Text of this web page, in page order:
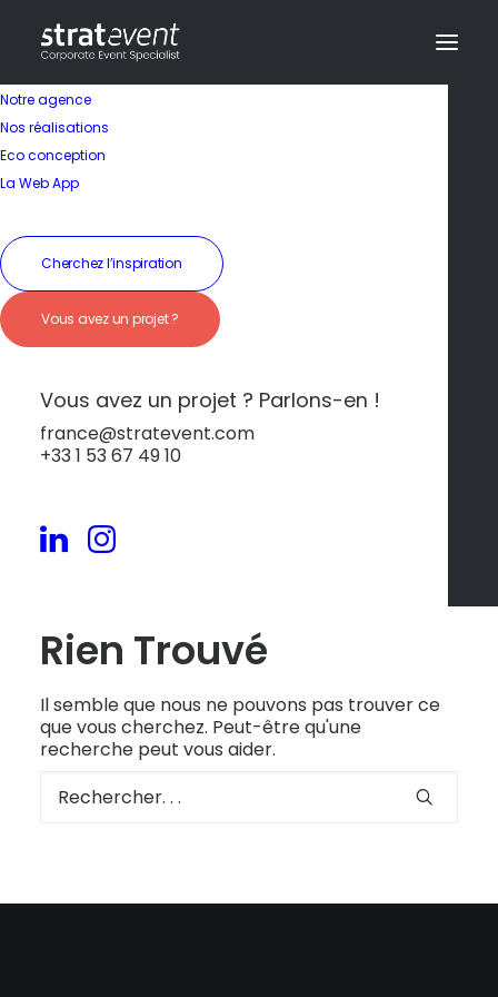
Notre agence
Nos réalisations
Eco conception
La Web App
Cherchez l’inspiration
Vous avez un projet ?
Vous avez un projet ? Parlons-en !
france@stratevent.com
+33 1 53 67 49 10
Presqu’île de Giens et
Île de Porquerolles
Rien Trouvé
Il semble que nous ne pouvons pas trouver ce
que vous cherchez. Peut-être qu'une
recherche peut vous aider.